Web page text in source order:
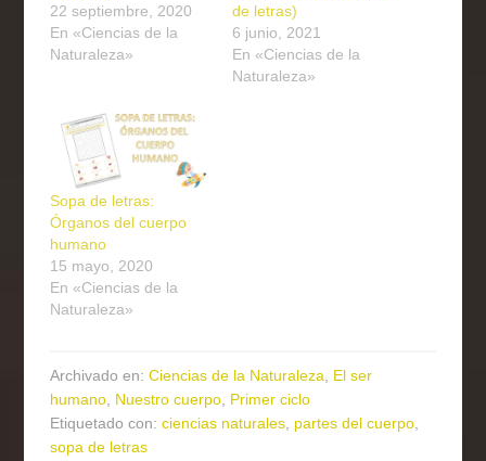
22 septiembre, 2020
En «Ciencias de la
Naturaleza»
de letras)
6 junio, 2021
En «Ciencias de la
Naturaleza»
Sopa de letras:
Órganos del cuerpo
humano
15 mayo, 2020
En «Ciencias de la
Naturaleza»
Archivado en:Ciencias de la Naturaleza
El ser
humano Nuestro cuerpo Primer ciclo
Etiquetado con:ciencias naturales partes del cuerpo
sopa de letras